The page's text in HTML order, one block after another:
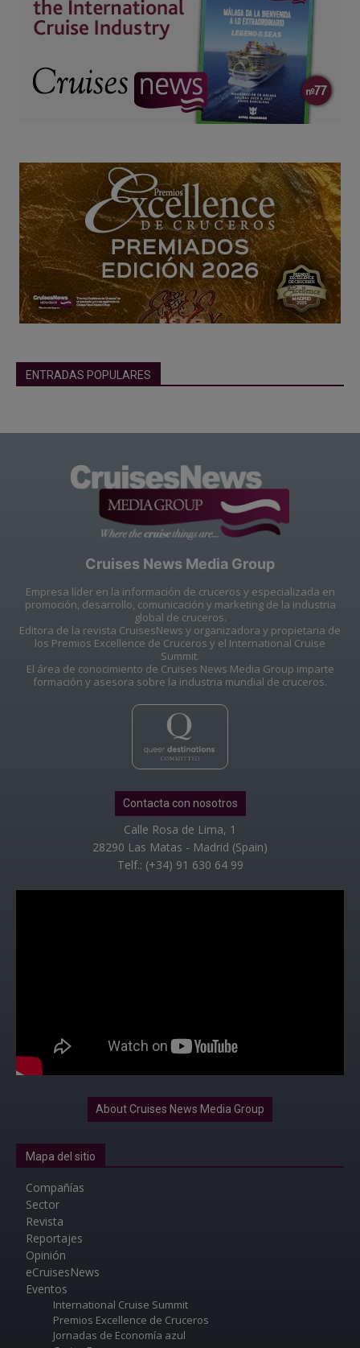
ENTRADAS POPULARES
Cruises News Media Group
Empresa líder en la información de cruceros y especializada en
promoción, desarrollo, comunicación y marketing de la industria
global de cruceros.
Editora de la revista CruisesNews y organizadora y propietaria de
los Premios Excellence de Cruceros y el International Cruise
Summit.
El área de conocimiento de Cruises News Media Group imparte
formación y asesora sobre la industria mundial de cruceros.
Contacta con nosotros
Calle Rosa de Lima, 1
28290 Las Matas - Madrid (Spain)
Telf.: (+34) 91 630 64 99
About Cruises News Media Group
Mapa del sitio
Compañías
Sector
Revista
Reportajes
Opinión
eCruisesNews
Eventos
International Cruise Summit
Premios Excellence de Cruceros
Jornadas de Economía azul